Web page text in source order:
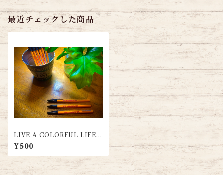
最近チェックした商品
LIVE A COLORFUL LIFE
オリジナルボールペン
¥500